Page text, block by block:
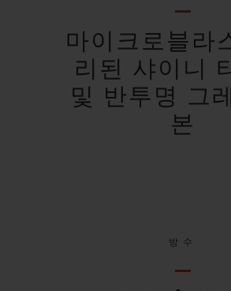
마이크로블라
리된 샤이니
및 반투명 그
본
방수